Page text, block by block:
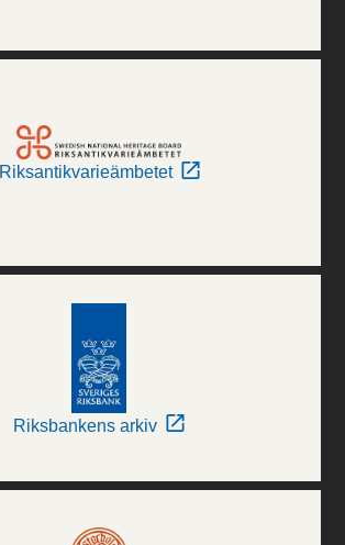
Riksantikvarieämbetet
Riksbankens arkiv